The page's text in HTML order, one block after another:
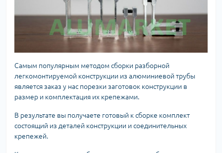
Самым популярным методом сборки разборной
легкомонтируемой конструкции из алюминиевой трубы
является заказ у нас порезки заготовок конструкции в
размер и комплектация их крепежами.
В результате вы получаете готовый к сборке комплект
состоящий из деталей конструкции и соединительных
крепежей.